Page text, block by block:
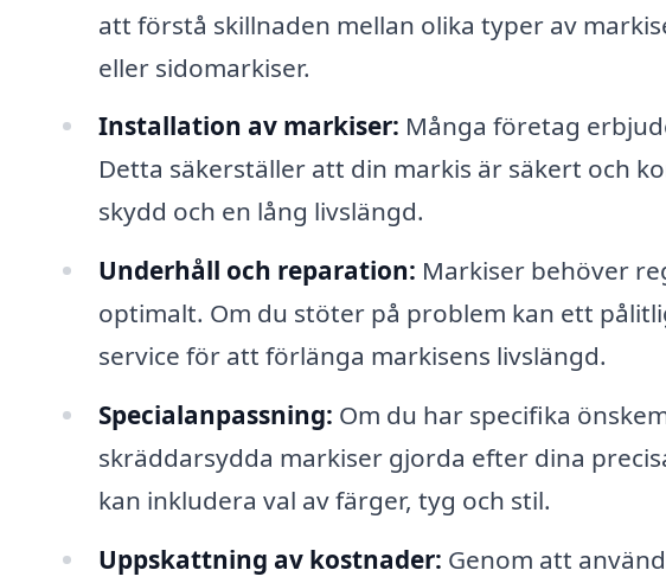
att förstå skillnaden mellan olika typer av
eller sidomarkiser.
Installation av markiser: Många företag
Detta säkerställer att din markis är säkert och
skydd och en lång livslängd.
Underhåll och reparation: Markiser behöver
optimalt. Om du stöter på problem kan ett
service för att förlänga markisens livslängd.
Specialanpassning: Om du har specifika
skräddarsydda markiser gjorda efter dina
kan inkludera val av färger, tyg och stil.
Uppskattning av kostnader: Genom att